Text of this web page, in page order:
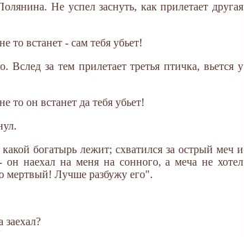
Не успел заснуть, как прилетает другая
то встанет - сам тебя убьет!
за тем прилетает третья птичка, вьется у
то он встанет да тебя убьет!
богатырь лежит; схватился за острый меч и
он наехал на меня на сонного, а меча не хотел
мертвый! Лучше разбужу его".